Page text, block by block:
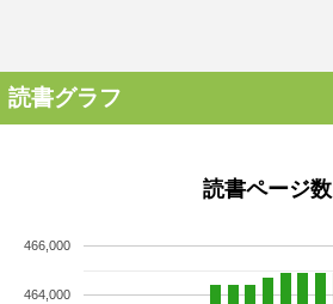
読書グラフ
読書ページ数
464,000
466,000